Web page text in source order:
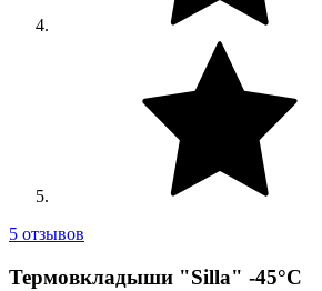
5 отзывов
Термовкладыши "Silla" -45°C